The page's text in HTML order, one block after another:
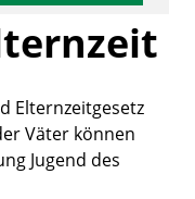
Elternzeitgesetz
Väter können
Jugend des